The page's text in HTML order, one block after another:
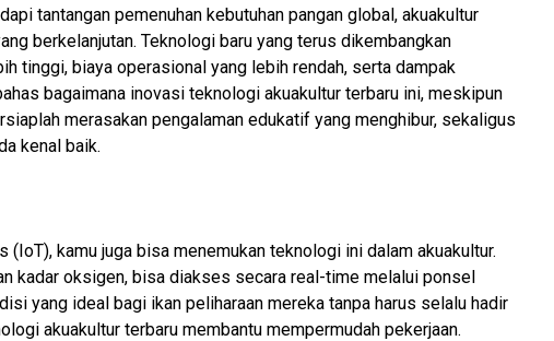
tantangan pemenuhan kebutuhan pangan global, akuakultur
berkelanjutan. Teknologi baru yang terus dikembangkan
tinggi, biaya operasional yang lebih rendah, serta dampak
bagaimana inovasi teknologi akuakultur terbaru ini, meskipun
merasakan pengalaman edukatif yang menghibur, sekaligus
kenal baik.
kamu juga bisa menemukan teknologi ini dalam akuakultur.
kadar oksigen, bisa diakses secara real-time melalui ponsel
yang ideal bagi ikan peliharaan mereka tanpa harus selalu hadir
akuakultur terbaru membantu mempermudah pekerjaan.